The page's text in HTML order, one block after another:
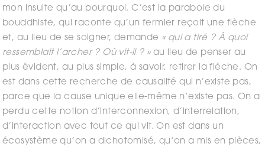
mon insulte qu’au pourquoi. C’est la parabole du
bouddhiste, qui raconte qu’un fermier reçoit une flèche
et, au lieu de se soigner, demande « qui a tiré ? À quoi
ressemblait l’archer ? Où vit-il ? » au lieu de penser au
plus évident, au plus simple, à savoir, retirer la flèche. On
est dans cette recherche de causalité qui n’existe pas,
parce que la cause unique elle-même n’existe pas. On a
perdu cette notion d’interconnexion, d’interrelation,
d’interaction avec tout ce qui vit. On est dans un
écosystème qu’on a dichotomisé, qu’on a mis en pièces,